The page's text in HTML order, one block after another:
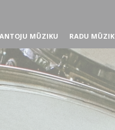
MŪZIKU RADU